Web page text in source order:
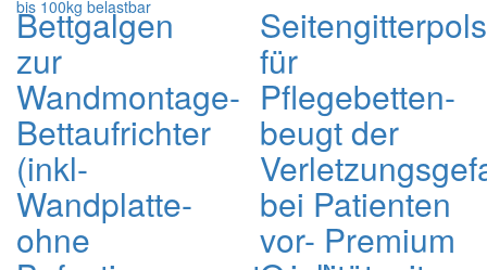
Bettgalgen
zur
Wandmontage-
Bettaufrichter
(inkl-
Wandplatte-
ohne
für
Pflegebetten-
beugt der
bei Patienten
vor- Premium